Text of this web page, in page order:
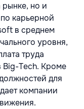
рынке, но и
карьерной
в среднем
уровня,
труда
Big-Tech. Кроме
для
компании